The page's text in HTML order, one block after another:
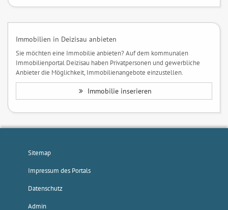
Immobilien in Deizisau anbieten
Sie möchten eine Immobilie anbieten? Auf dem kommunalen
Immobilienportal Deizisau haben Privatpersonen und gewerbliche
Anbieter die Möglichkeit, Immobilienangebote einzustellen.
Immobilie inserieren
Sitemap
Impressum des Portals
Datenschutz
Admin